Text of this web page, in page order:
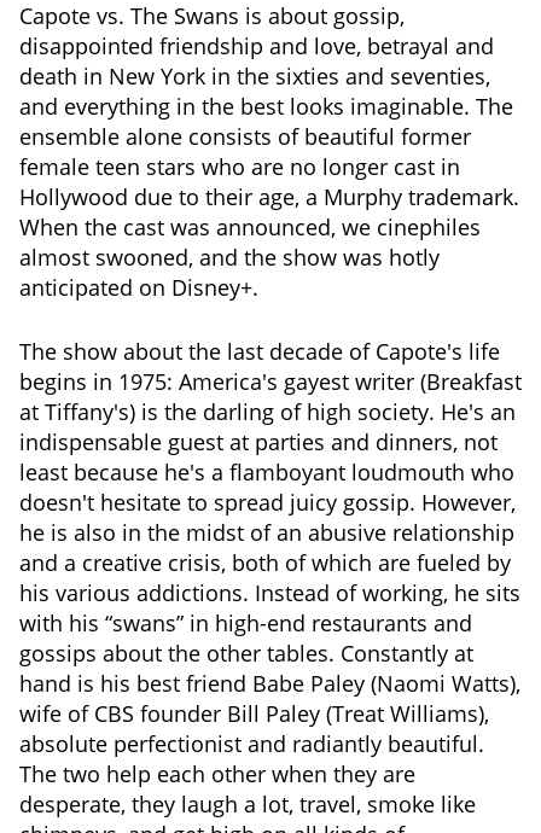
Capote vs. The Swans is about gossip,
disappointed friendship and love, betrayal and
death in New York in the sixties and seventies,
and everything in the best looks imaginable. The
ensemble alone consists of beautiful former
female teen stars who are no longer cast in
Hollywood due to their age, a Murphy trademark.
When the cast was announced, we cinephiles
almost swooned, and the show was hotly
anticipated on Disney+.
The show about the last decade of Capote's life
begins in 1975: America's gayest writer (Breakfast
at Tiffany's) is the darling of high society. He's an
indispensable guest at parties and dinners, not
least because he's a flamboyant loudmouth who
doesn't hesitate to spread juicy gossip. However,
he is also in the midst of an abusive relationship
and a creative crisis, both of which are fueled by
his various addictions. Instead of working, he sits
with his “swans” in high-end restaurants and
gossips about the other tables. Constantly at
hand is his best friend Babe Paley (Naomi Watts),
wife of CBS founder Bill Paley (Treat Williams),
absolute perfectionist and radiantly beautiful.
The two help each other when they are
desperate, they laugh a lot, travel, smoke like